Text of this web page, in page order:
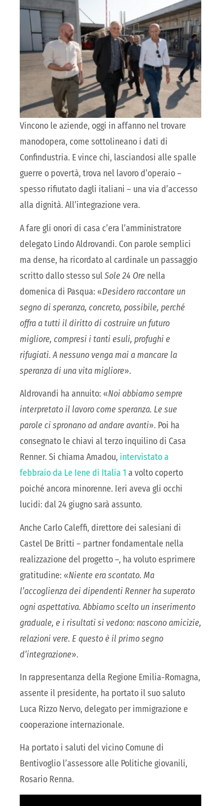
Vincono le aziende, oggi in affanno nel trovare
manodopera, come sottolineano i dati di
Confindustria. E vince chi, lasciandosi alle spalle
guerre o povertà, trova nel lavoro d’operaio –
spesso rifiutato dagli italiani – una via d’accesso
alla dignità. All’integrazione vera.
A fare gli onori di casa c’era l’amministratore
delegato Lindo Aldrovandi. Con parole semplici
ma dense, ha ricordato al cardinale un passaggio
scritto dallo stesso sulSole 24 Ore nella
domenica di Pasqua: «Desidero raccontare un
segno di speranza, concreto, possibile, perché
offra a tutti il diritto di costruire un futuro
migliore, compresi i tanti esuli, profughi e
rifugiati. A nessuno venga mai a mancare la
speranza di una vita migliore».
Aldrovandi ha annuito: «Noi abbiamo sempre
interpretato il lavoro come speranza. Le sue
parole ci spronano ad andare avanti». Poi ha
consegnato le chiavi al terzo inquilino di Casa
Renner. Si chiama Amadou, intervistato a
febbraio da Le Iene di Italia 1 a volto coperto
poiché ancora minorenne. Ieri aveva gli occhi
lucidi: dal 24 giugno sarà assunto.
Anche Carlo Caleffi, direttore dei salesiani di
Castel De Britti – partner fondamentale nella
realizzazione del progetto –, ha voluto esprimere
gratitudine: «Niente era scontato. Ma
l’accoglienza dei dipendenti Renner ha superato
ogni aspettativa. Abbiamo scelto un inserimento
graduale, e i risultati si vedono: nascono amicizie,
relazioni vere. E questo è il primo segno
d’integrazione».
In rappresentanza della Regione Emilia-Romagna,
assente il presidente, ha portato il suo saluto
Luca Rizzo Nervo, delegato per immigrazione e
cooperazione internazionale.
Ha portato i saluti del vicino Comune di
Bentivoglio l’assessore alle Politiche giovanili,
Rosario Renna.